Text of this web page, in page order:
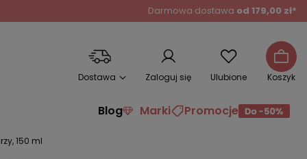
Darmowa dostawa od 179,00 zł*
Dostawa Zaloguj się Ulubione Koszyk
Blog Marki Promocje
150 ml